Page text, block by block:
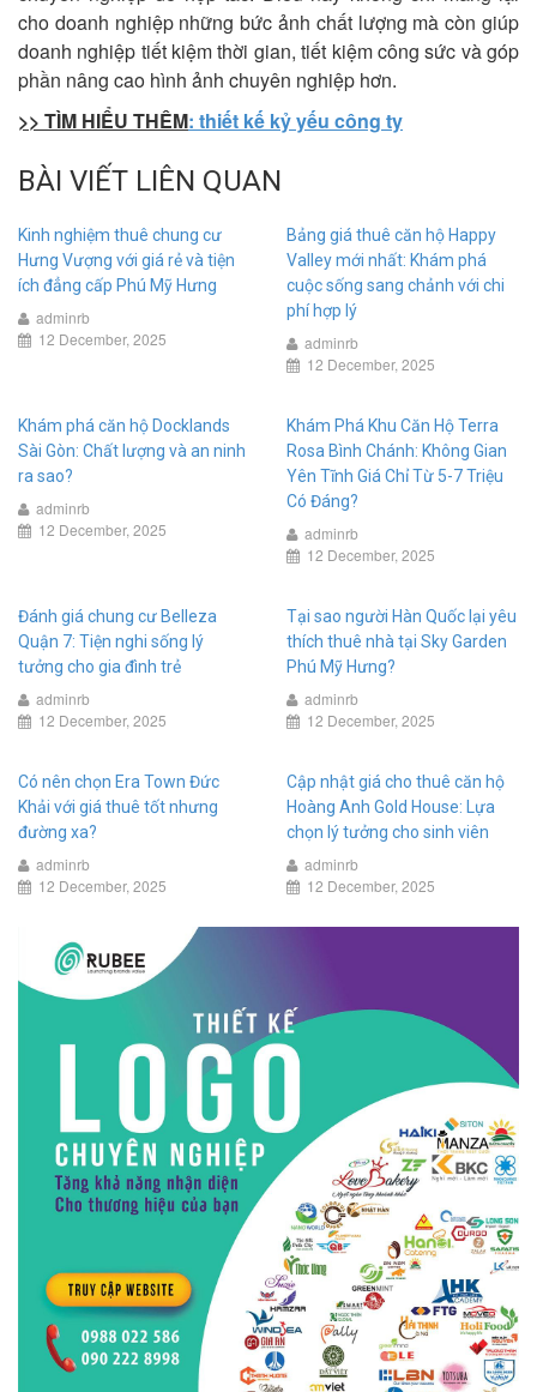
cho doanh nghiệp những bức ảnh chất lượng mà còn giúp
doanh nghiệp tiết kiệm thời gian, tiết kiệm công sức và góp
phần nâng cao hình ảnh chuyên nghiệp hơn.
>> TÌM HIỂU THÊM: thiết kế kỷ yếu công ty
BÀI VIẾT LIÊN QUAN
Kinh nghiệm thuê chung cư
Hưng Vượng với giá rẻ và tiện
ích đẳng cấp Phú Mỹ Hưng
adminrb
12 December, 2025
Bảng giá thuê căn hộ Happy
Valley mới nhất: Khám phá
cuộc sống sang chảnh với chi
phí hợp lý
adminrb
12 December, 2025
Khám phá căn hộ Docklands
Sài Gòn: Chất lượng và an ninh
ra sao?
adminrb
12 December, 2025
Khám Phá Khu Căn Hộ Terra
Rosa Bình Chánh: Không Gian
Yên Tĩnh Giá Chỉ Từ 5-7 Triệu
Có Đáng?
adminrb
12 December, 2025
Đánh giá chung cư Belleza
Quận 7: Tiện nghi sống lý
tưởng cho gia đình trẻ
adminrb
12 December, 2025
Tại sao người Hàn Quốc lại yêu
thích thuê nhà tại Sky Garden
Phú Mỹ Hưng?
adminrb
12 December, 2025
Có nên chọn Era Town Đức
Khải với giá thuê tốt nhưng
đường xa?
adminrb
12 December, 2025
Cập nhật giá cho thuê căn hộ
Hoàng Anh Gold House: Lựa
chọn lý tưởng cho sinh viên
adminrb
12 December, 2025